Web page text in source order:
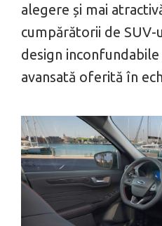
alegere și mai
cumpărătorii de
design
avansată oferită în